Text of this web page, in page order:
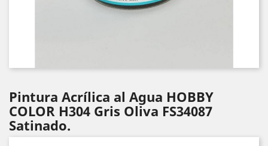
Pintura Acrílica al Agua HOBBY
COLOR H304 Gris Oliva FS34087
Satinado.